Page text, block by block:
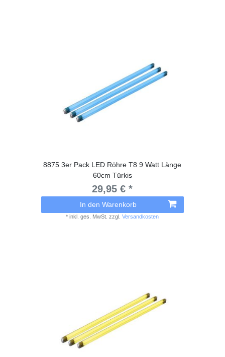
8875 3er Pack LED Röhre T8 9 Watt Länge
60cm Türkis
29,95 € *
In den Warenkorb
*inkl. ges. MwSt. zzgl.Versandkosten